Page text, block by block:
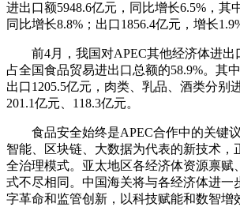
进出口额5948.6亿元，同比增长6.5%，其
同比增长8.8%；出口1856.4亿元，增长
前4月，我国对APEC其他经济体进出
占全国食品贸易进出口总额的58.9%。其中
出口1205.5亿元，肉类、乳品、酒类分别
201.1亿元、118.3亿元。
食品安全始终是APEC合作中的关键议
智能、区块链、大数据为代表的新技术，
全治理模式。亚太地区各经济体资源禀赋
式不尽相同。中国海关将与各经济体进一
字革命和监管创新，以科技赋能和数智增